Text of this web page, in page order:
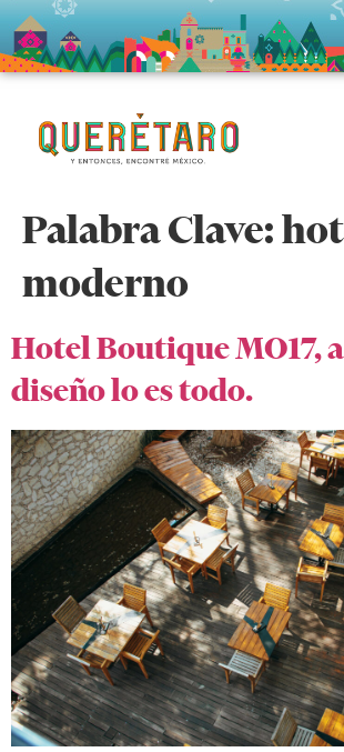
Palabra Clave:
moderno
Hotel Boutique MO17,
diseño lo es todo.